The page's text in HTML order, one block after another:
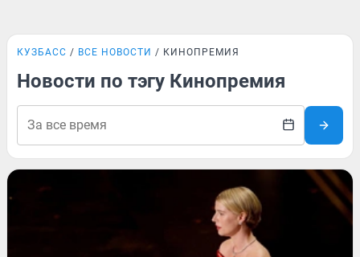
КУЗБАСС ВСЕ НОВОСТИ КИНОПРЕМИЯ
Новости по тэгу Кинопремия